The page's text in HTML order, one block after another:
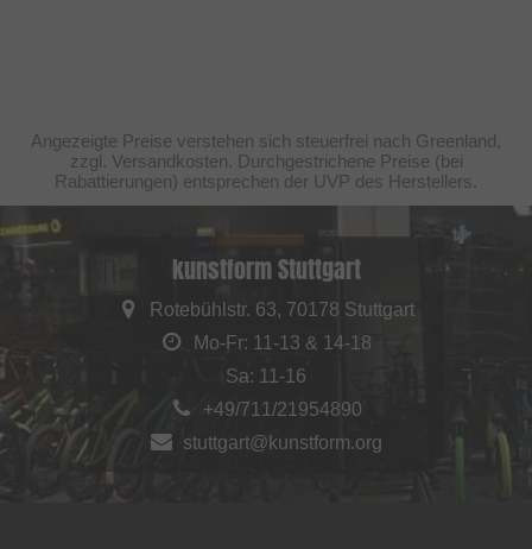
Angezeigte Preise verstehen sich steuerfrei nach Greenland,
zzgl. Versandkosten. Durchgestrichene Preise (bei
Rabattierungen) entsprechen der UVP des Herstellers.
kunstform Stuttgart
Rotebühlstr. 63, 70178 Stuttgart
Mo-Fr: 11-13 & 14-18
Sa: 11-16
+49/711/21954890
stuttgart@kunstform.org